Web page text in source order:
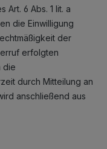
6 Abs. 1 lit. a
die Einwilligung
der
erfolgten
die
durch Mitteilung an
anschließend aus